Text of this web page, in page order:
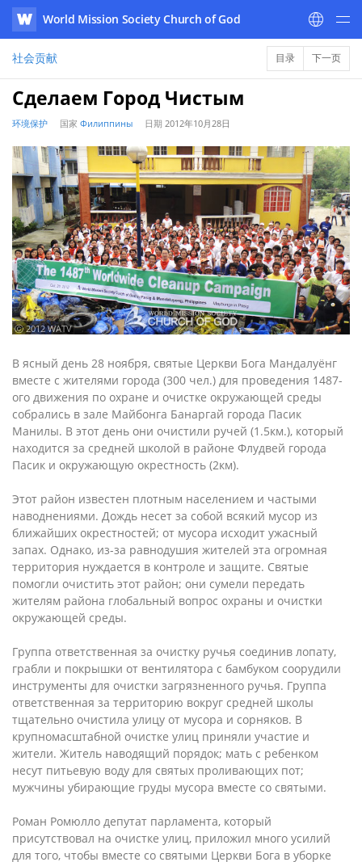
WATV
World Mission Society Church of God
社会贡献 目录 下一页
Сделаем Город Чистым
环境保护 国家 Филиппины 日期 2012年10月28日
ⓒ 2012 WATV
В ясный день 28 ноября, святые Церкви Бога Мандалуёнг
вместе с жителями города (300 чел.) для проведения 1487-
ого движения по охране и очистке окружающей среды
собрались в зале Майбонга Банаргай города Пасик
Манилы. В этот день они очистили ручей (1.5км.), который
находится за средней школой в районе Флудвей города
Пасик и окружающую окрестность (2км).
Этот район известен плотным населением и частыми
наводнениями. Дождь несет за собой всякий мусор из
ближайших окрестностей; от мусора исходит ужасный
запах. Однако, из-за равнодушия жителей эта огромная
территория нуждается в контроле и защите. Святые
помогли очистить этот район; они сумели передать
жителям района глобальный вопрос охраны и очистки
окружающей среды.
Группа ответственная за очистку ручья соединив лопату,
грабли и покрышки от вентилятора с бамбуком соорудили
инструменты для очистки загрязненного ручья. Группа
ответственная за территорию вокруг средней школы
тщательно очистила улицу от мусора и сорняков. В
крупномасштабной очистке улиц приняли участие и
жители. Житель наводящий порядок; мать с ребенком
несут питьевую воду для святых проливающих пот;
мужчины убирающие груды мусора вместе со святыми.
Роман Ромюлло депутат парламента, который
присутствовал на очистке улиц, приложил много усилий
для того, чтобы вместе со святыми Церкви Бога в уборке